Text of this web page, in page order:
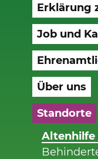
Erklärung
Job und
Über uns
Standorte
Altenhilfe